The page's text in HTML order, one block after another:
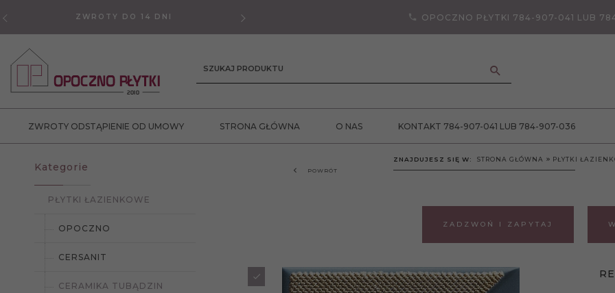
ZWROTY DO 14 DNI OPOCZNO PŁYTKI 784-907-041 LUB
SZUKAJ PRODUKTU
ZWROTY ODSTĄPIENIE OD UMOWY STRONA GŁÓWNA O NAS KONTAKT 784-907-041 LUB 784-907-036
Kategorie
PŁYTKI ŁAZIENKOWE
OPOCZNO
CERSANIT
CERAMIKA TUBĄDZIN
POWRÓT
ZNAJDUJESZ SIĘ W: STRONA GŁÓWNA PŁYTKI
ZADZWOŃ I ZAPYTAJ